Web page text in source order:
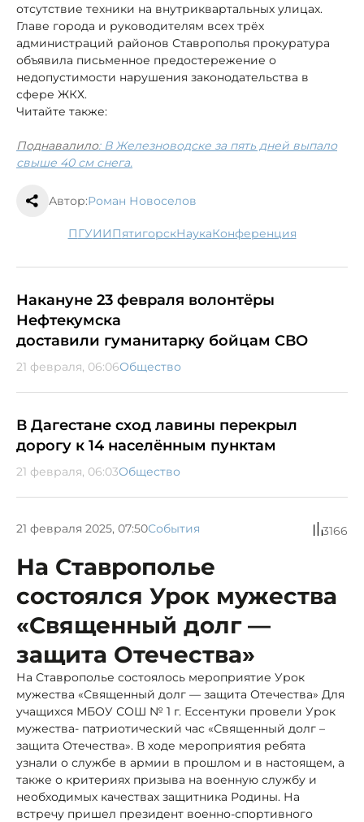
отсутствие техники на внутриквартальных улицах.
Главе города и руководителям всех трёх
администраций районов Ставрополья прокуратура
объявила письменное предостережение о
недопустимости нарушения законодательства в
сфере ЖКХ.
Читайте также:
Поднавалило: В Железноводске за пять дней выпало
свыше 40 см снега.
Автор:Роман Новоселов
ПГУ ИИ Пятигорск наука конференция
Накануне 23 февраля волонтёры
Нефтекумска
доставили гуманитарку бойцам СВО
21 февраля, 06:06Общество
В Дагестане сход лавины перекрыл
дорогу к 14 населённым пунктам
21 февраля, 06:03Общество
21 февраля 2025, 07:50События 3166
На Ставрополье
состоялся Урок мужества
«Священный долг —
защита Отечества»
На Ставрополье состоялось мероприятие Урок
мужества «Священный долг — защита Отечества» Для
учащихся МБОУ СОШ № 1 г. Ессентуки провели Урок
мужества- патриотический час «Священный долг –
защита Отечества». В ходе мероприятия ребята
узнали о службе в армии в прошлом и в настоящем, а
также о критериях призыва на военную службу и
необходимых качествах защитника Родины. На
встречу пришел президент военно-спортивного